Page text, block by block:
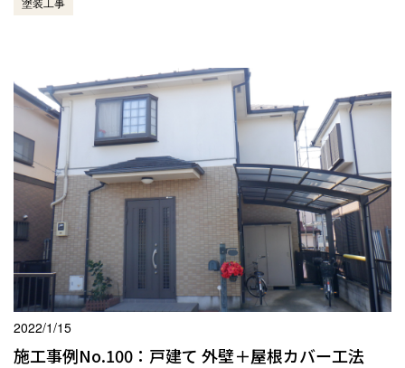
2022/1/15
施工事例No.100：戸建て 外壁＋屋根カバー工法